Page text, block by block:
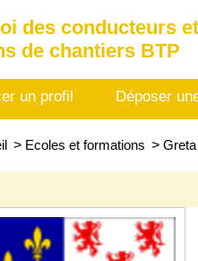
des conducteurs
de chantiers BTP
un profil Déposer
> Ecoles et formations >